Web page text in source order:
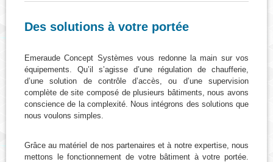
Des solutions à votre portée
Emeraude Concept Systèmes vous redonne la main sur vos
équipements. Qu’il s’agisse d’une régulation de chaufferie,
d’une solution de contrôle d’accès, ou d’une supervision
complète de site composé de plusieurs bâtiments, nous avons
conscience de la complexité. Nous intégrons des solutions que
nous voulons simples.
Grâce au matériel de nos partenaires et à notre expertise, nous
mettons le fonctionnement de votre bâtiment à votre portée.